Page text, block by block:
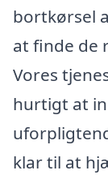
bortkørsel
at finde de
Vores
hurtigt at
klar til at